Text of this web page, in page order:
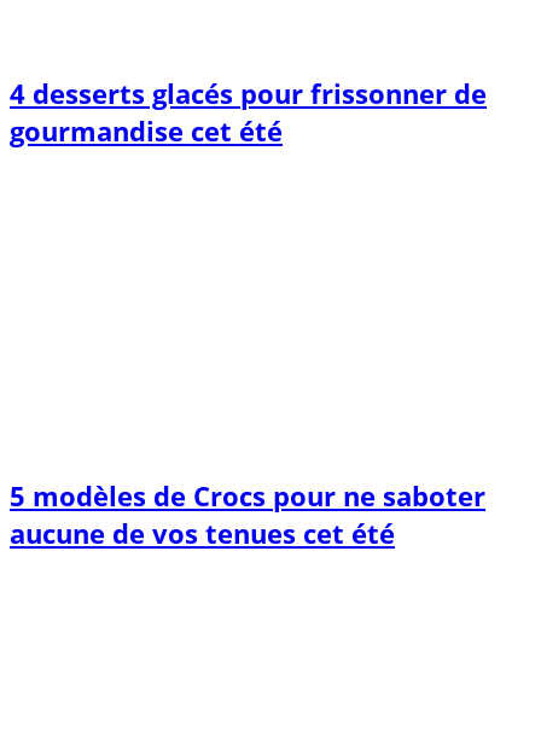
4 desserts glacés pour frissonner de
gourmandise cet été
5 modèles de Crocs pour ne saboter
aucune de vos tenues cet été